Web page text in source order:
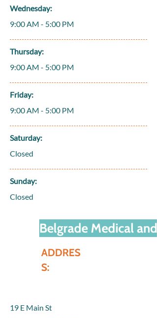
Wednesday:
9:00 AM - 5:00 PM
Thursday:
9:00 AM - 5:00 PM
Friday:
9:00 AM - 5:00 PM
Saturday:
Closed
Sunday:
Closed
Belgrade Medical
ADDRES
S:
19 E Main St